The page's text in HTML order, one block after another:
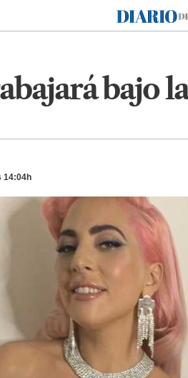
Diario de México
bajo
14:04h